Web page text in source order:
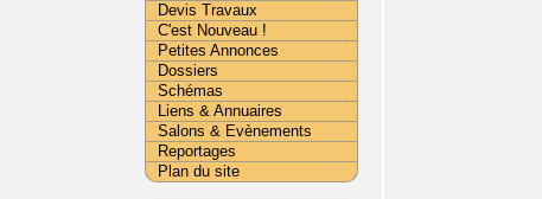
Devis Travaux
C'est Nouveau !
Petites Annonces
Dossiers
Schémas
Liens & Annuaires
Salons & Evènements
Reportages
Plan du site